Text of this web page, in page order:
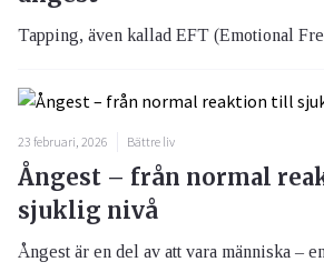
Tapping, även kallad EFT (Emotional
23 februari, 2026 Bättre liv
Ångest – från normal
sjuklig nivå
Ångest är en del av att vara människa –